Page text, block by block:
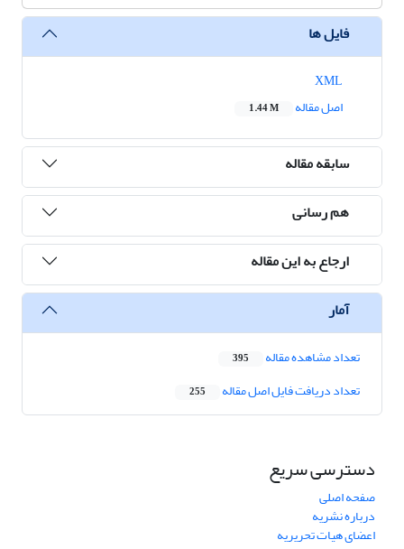
فایل ها
اصل مقاله
1.44 M
سابقه مقاله
هم رسانی
ارجاع به این مقاله
آمار
تعداد مشاهده مقاله 395
تعداد دریافت فایل اصل مقاله 255
دسترسی سریع
صفحه اصلی
درباره نشریه
اعضای هیات تحریریه